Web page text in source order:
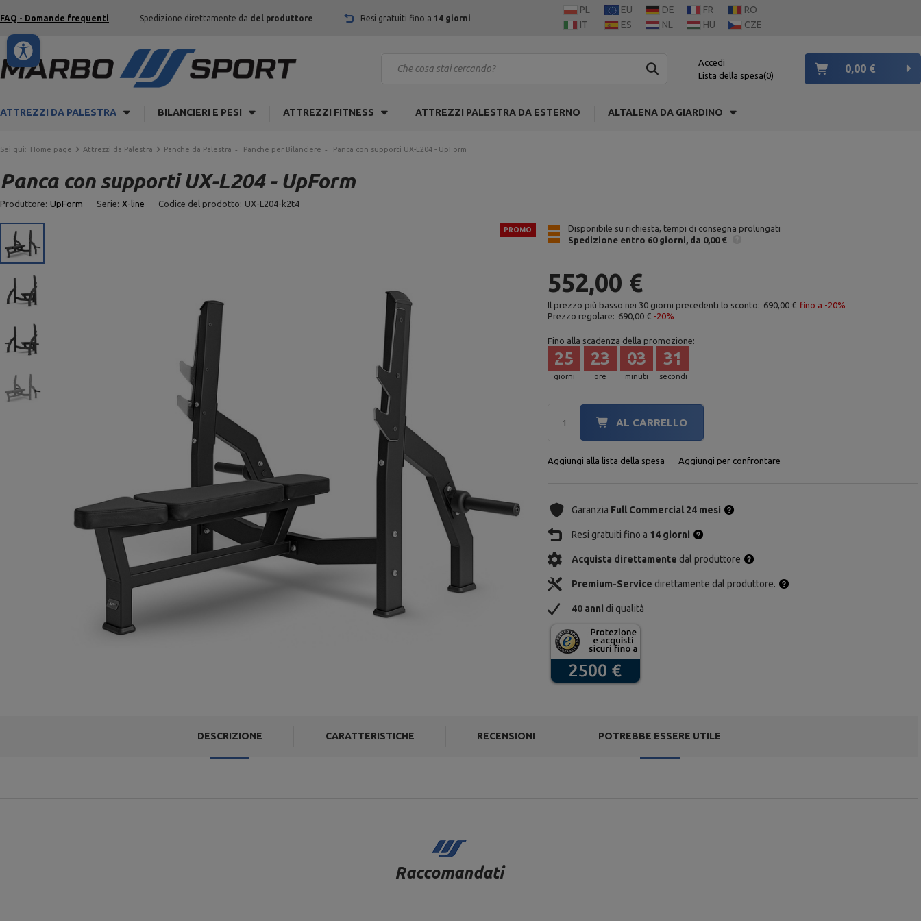
FAQ - Domande frequenti Spedizione direttamente da del produttore Resi gratuiti fino a 14 giorni
PL EU DE FR
RO
IT
ES NL HU CZE
Accedi
Lista della spesa 0
0,00 €
ATTREZZI DA PALESTRA BILANCIERI E PESI ATTREZZI FITNESS ATTREZZI PALESTRA DA ESTERNO ALTALENA DA GIARDINO
Sei qui: Home page Attrezzi da Palestra Panche da Palestra Panche per Bilanciere Panca con supporti UX-L204 - UpForm
Panca con supporti UX-L204 - UpForm
Produttore: UpForm Serie: X-line Codice del prodotto: UX-L204-k2t4
PROMO
Disponibile su richiesta, tempi di consegna prolungati
Spedizione entro 60 giorni da 0,00 €
552,00 €
Il prezzo più basso nei 30 giorni precedenti lo sconto: 690,00 € fino a -20%
Prezzo regolare: 690,00 € -20%
Fino alla scadenza della promozione:
giorni
25
ore
23
minuti
03
secondi
30
AL CARRELLO
Aggiungi alla lista della spesa Aggiungi per confrontare
Garanzia Full Commercial 24 mesi
Resi gratuiti fino a 14 giorni
Acquista direttamente dal produttore
Premium-Service direttamente dal produttore.
40 anni di qualità
DESCRIZIONE CARATTERISTICHE RECENSIONI POTREBBE ESSERE UTILE
Raccomandati